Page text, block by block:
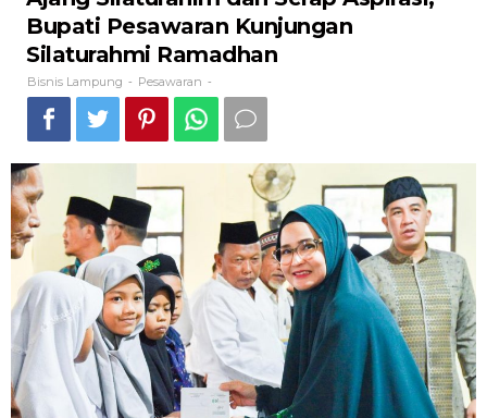
Bupati Pesawaran Kunjungan
Silaturahmi Ramadhan
Bisnis Lampung - Pesawaran -